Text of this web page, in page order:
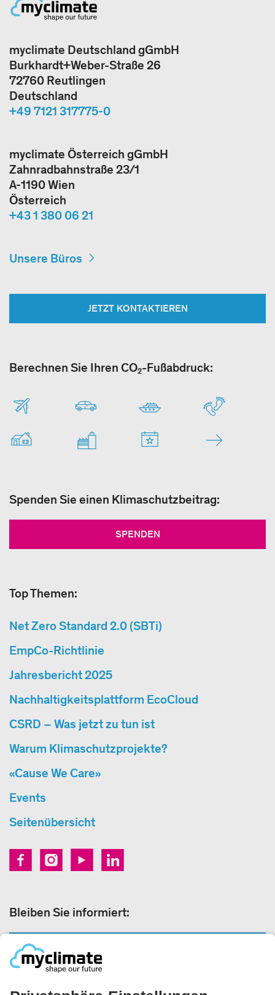
myclimate Deutschland gGmbH
Burkhardt+Weber-Straße 26
72760 Reutlingen
Deutschland
+49 7121 317775-0
myclimate Österreich gGmbH
Zahnradbahnstraße 23/1
A-1190 Wien
Österreich
+43 1 380 06 21
Unsere Büros
JETZT KONTAKTIEREN
Berechnen Sie Ihren CO₂-Fußabdruck:
Spenden Sie einen Klimaschutzbeitrag:
SPENDEN
Top Themen:
Net Zero Standard 2.0 (SBTi)
EmpCo-Richtlinie
Jahresbericht 2025
Nachhaltigkeitsplattform EcoCloud
CSRD – Was jetzt zu tun ist
Warum Klimaschutzprojekte?
«Cause We Care»
Events
Seitenübersicht
Bleiben Sie informiert: